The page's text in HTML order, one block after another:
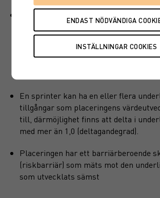
Produkten har inget kapitalskydd, dvs
investerade kapitalet riskeras. Det
kreditrisk i placeringen som är
emittenten inte hamnar på obestånd
En sprinter kan ha en eller flera
tillgångar som placeringens
till, därmöjlighet finns att delta i
med mer än 1,0 (deltagandegrad).
Placeringen har ett barriärberoende
(riskbarriär) som mäts mot den
som utvecklats sämst